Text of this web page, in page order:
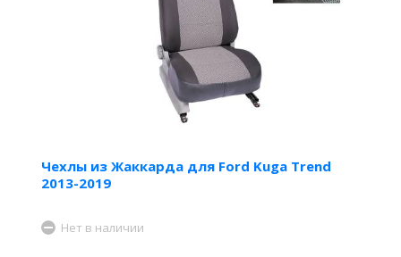
Чехлы из Жаккарда для Ford Kuga Trend
2013-2019
Нет в наличии